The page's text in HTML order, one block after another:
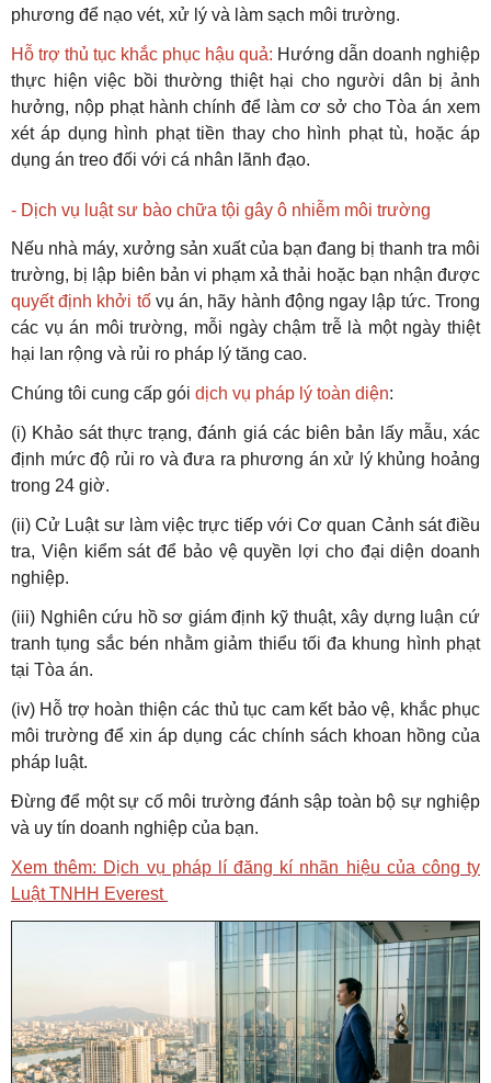
phương để nạo vét, xử lý và làm sạch môi trường.
Hỗ trợ thủ tục khắc phục hậu quả: Hướng dẫn doanh nghiệp
thực hiện việc bồi thường thiệt hại cho người dân bị ảnh
hưởng, nộp phạt hành chính để làm cơ sở cho Tòa án xem
xét áp dụng hình phạt tiền thay cho hình phạt tù, hoặc áp
dụng án treo đối với cá nhân lãnh đạo.
- Dịch vụ luật sư bào chữa tội gây ô nhiễm môi trường
Nếu nhà máy, xưởng sản xuất của bạn đang bị thanh tra môi
trường, bị lập biên bản vi phạm xả thải hoặc bạn nhận được
quyết định khởi tố vụ án, hãy hành động ngay lập tức. Trong
các vụ án môi trường, mỗi ngày chậm trễ là một ngày thiệt
hại lan rộng và rủi ro pháp lý tăng cao.
Chúng tôi cung cấp gói dịch vụ pháp lý toàn diện:
(i) Khảo sát thực trạng, đánh giá các biên bản lấy mẫu, xác
định mức độ rủi ro và đưa ra phương án xử lý khủng hoảng
trong 24 giờ.
(ii) Cử Luật sư làm việc trực tiếp với Cơ quan Cảnh sát điều
tra, Viện kiểm sát để bảo vệ quyền lợi cho đại diện doanh
nghiệp.
(iii) Nghiên cứu hồ sơ giám định kỹ thuật, xây dựng luận cứ
tranh tụng sắc bén nhằm giảm thiểu tối đa khung hình phạt
tại Tòa án.
(iv) Hỗ trợ hoàn thiện các thủ tục cam kết bảo vệ, khắc phục
môi trường để xin áp dụng các chính sách khoan hồng của
pháp luật.
Đừng để một sự cố môi trường đánh sập toàn bộ sự nghiệp
và uy tín doanh nghiệp của bạn.
Xem thêm: Dịch vụ pháp lí đăng kí nhãn hiệu của công ty
Luật TNHH Everest